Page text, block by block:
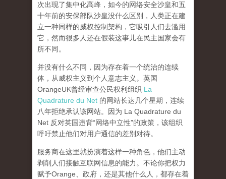
次出现了集中化高峰， 如今的网络安全沙皇和五
十年前的安保部队沙皇没什么区别，人类正在建
立一种同样的威权控制架构，它吸引人们去滥用
它，然而很多人还在假装这事儿在民主国家会有
所不同。
并没有什么不同，因为存在着一个统治的连续
体，从威权主义到个人意志主义。英国
OrangeUK曾经审查公民权利组织 La
Quadrature du Net 的网站长达几个星期，连续
八年拒绝承认该网站。因为 La Quadrature du
Net 反对英国违背“网络中立性”的政策，该组织
呼吁禁止他们对用户通信的差别对待。
服务商在这里就扮演着这样一种角色，他们主动
剥削人们接触互联网信息的能力。不论你把权力
赋予Orange、政府，还是其他什么人，都存在着